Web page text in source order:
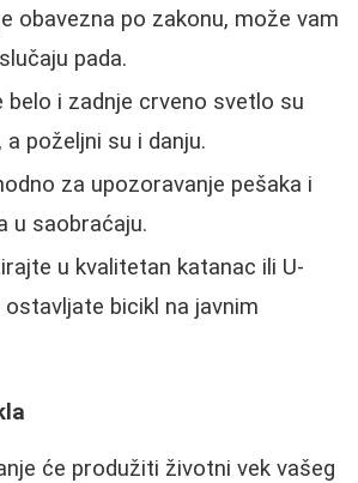
obavezna po zakonu, može vam
pada.
belo i zadnje crveno svetlo su
poželjni su i danju.
za upozoravanje pešaka i
u saobraćaju.
u kvalitetan katanac ili U-
bicikl na javnim
će produžiti životni vek vašeg